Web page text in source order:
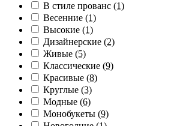
В стиле прованс (1)
Весенние (1)
Высокие (1)
Дизайнерские (2)
Живые (5)
Классические (9)
Красивые (8)
Круглые (3)
Модные (6)
Монобукеты (9)